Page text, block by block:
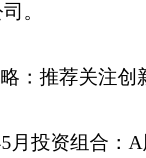
。
：推荐关注创
月投资组合：